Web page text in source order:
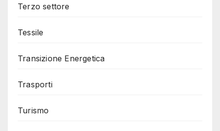
Terzo settore
Tessile
Transizione Energetica
Trasporti
Turismo